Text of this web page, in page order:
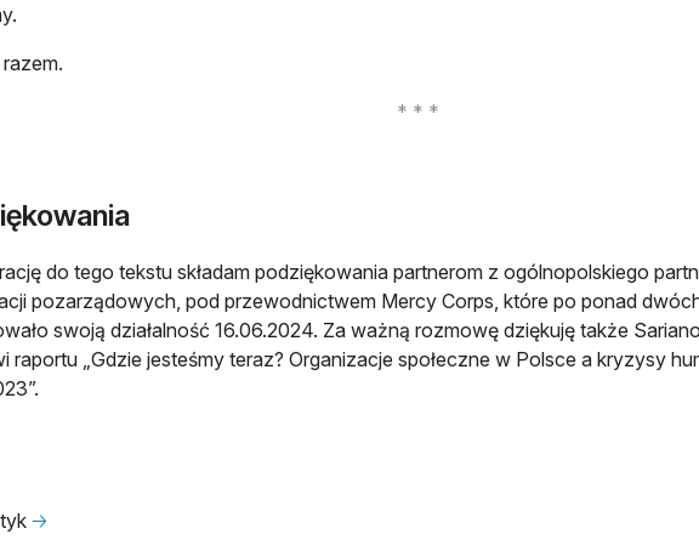
do tego tekstu składam podziękowania partnerom z ogólnopolskiego
pozarządowych, pod przewodnictwem Mercy Corps, które po ponad
swoją działalność 16.06.2024. Za ważną rozmowę dziękuję także
raportu „Gdzie jesteśmy teraz? Organizacje społeczne w Polsce a kryzysy
🡢